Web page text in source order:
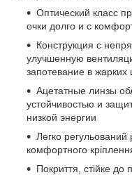
Оптический класс
очки долго и с
Конструкция с
улучшенную
запотевание в
Ацетатные линзы
устойчивостью и
низкой энергии
Легко регульований
комфортного
Покриття, стійке